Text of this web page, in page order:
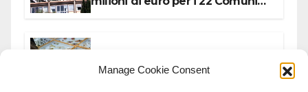
Manage Cookie Consent
Bosco di San Celso: 3-4